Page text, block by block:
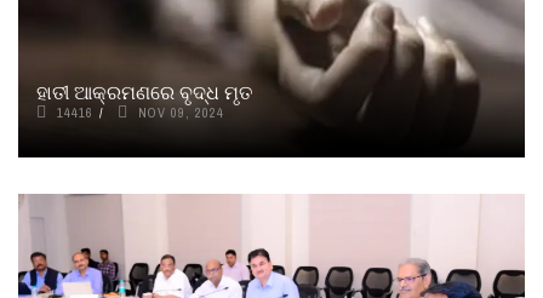
ହାତୀ ଆକ୍ରମଣରେ ବୃଦ୍ଧ ମୃତ
14416 NOV 09, 2024